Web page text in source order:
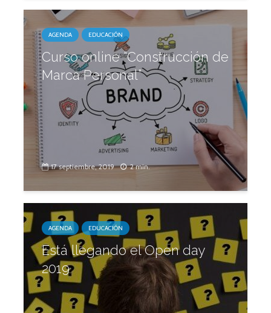
AGENDA EDUCACIÓN
Curso online “Construcción de
Marca Personal”
17 septiembre, 2019 2 min.
AGENDA EDUCACIÓN
Está llegando el Open day
2019